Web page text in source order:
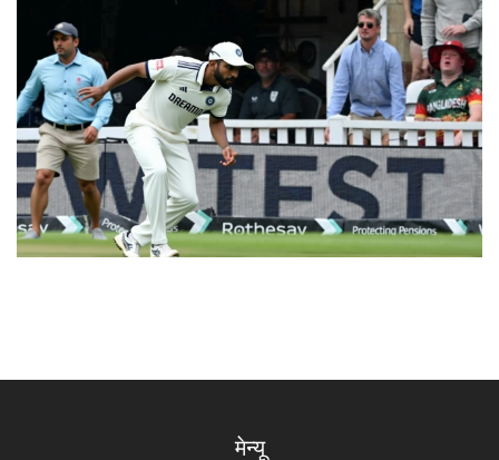
मेन्यू